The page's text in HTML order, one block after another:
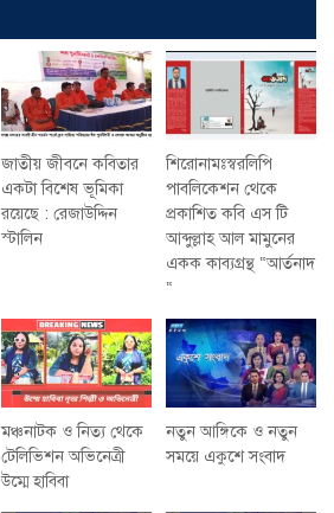
জাতীয় জীবনে কবিতার
একটা বিশেষ ভূমিকা
রয়েছে : রেজাউদ্দিন
স্টালিন
শিরোনামঃস্বরলিপি
পাবলিকেশন থেকে
প্রকাশিত কবি এস টি
আব্দুল্লাহ আল মামুনের
একক কাব্যগ্রন্থ “আর্তনাদ
“
মঞ্চনাটক ও নিত্য থেকে
টেলিভিশন অভিনেত্রী
উম্মে হাবিবা
নতুন আঙ্গিকে ও নতুন
সময়ে একুশে সংবাদ